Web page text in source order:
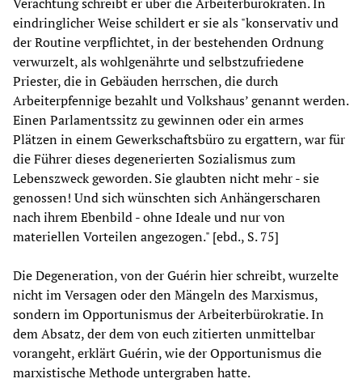
eindringlicher Weise schildert er sie als "konservativ und
der Routine verpflichtet, in der bestehenden Ordnung
verwurzelt, als wohlgenährte und selbstzufriedene
Priester, die in Gebäuden herrschen, die durch
Arbeiterpfennige bezahlt und Volkshaus’ genannt werden.
Einen Parlamentssitz zu gewinnen oder ein armes
Plätzen in einem Gewerkschaftsbüro zu ergattern, war für
die Führer dieses degenerierten Sozialismus zum
Lebenszweck geworden. Sie glaubten nicht mehr - sie
genossen! Und sich wünschten sich Anhängerscharen
nach ihrem Ebenbild - ohne Ideale und nur von
materiellen Vorteilen angezogen." [ebd., S. 75]
Die Degeneration, von der Guérin hier schreibt, wurzelte
nicht im Versagen oder den Mängeln des Marxismus,
sondern im Opportunismus der Arbeiterbürokratie. In
dem Absatz, der dem von euch zitierten unmittelbar
vorangeht, erklärt Guérin, wie der Opportunismus die
marxistische Methode untergraben hatte.